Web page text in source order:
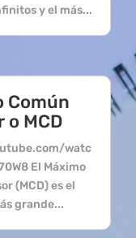
y el más...
Común
o MCD
watc
El Máximo
(MCD) es el
grande...